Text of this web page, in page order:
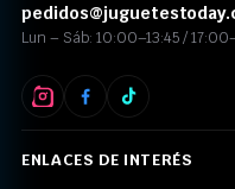
Lun – Sáb: 10:00–13:45 /
ENLACES DE INTERÉS